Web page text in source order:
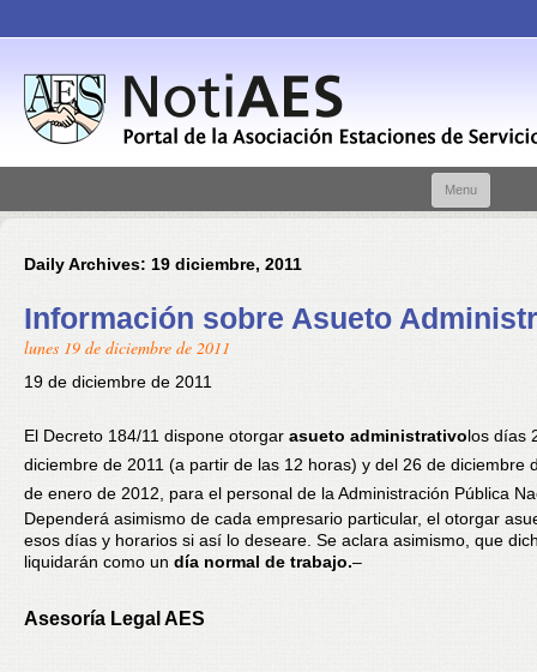
Menu
Daily Archives: 19 diciembre, 2011
Información sobre Asueto
lunes 19 de diciembre de 2011
19 de diciembre de 2011
El Decreto 184/11 dispone otorgar asueto administrativolos días
diciembre de 2011 (a partir de las 12 horas) y del 26 de diciembre
de enero de 2012, para el personal de la Administración Pública
Dependerá asimismo de cada empresario particular, el otorgar
esos días y horarios si así lo deseare. Se aclara asimismo, que
liquidarán como un día normal de trabajo.–
Asesoría Legal AES